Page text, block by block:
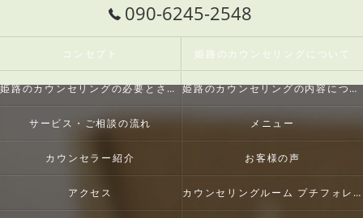
090-6245-2548
コンセプト 姫路のカウンセリングについて
姫路のカウンセリングの必要とされる理由 姫路のカウンセリングの内容について
サービス・ご相談の流れ メニュー
カウンセラー紹介 お客様の声
アクセス カウンセリングルーム プチフォレスト